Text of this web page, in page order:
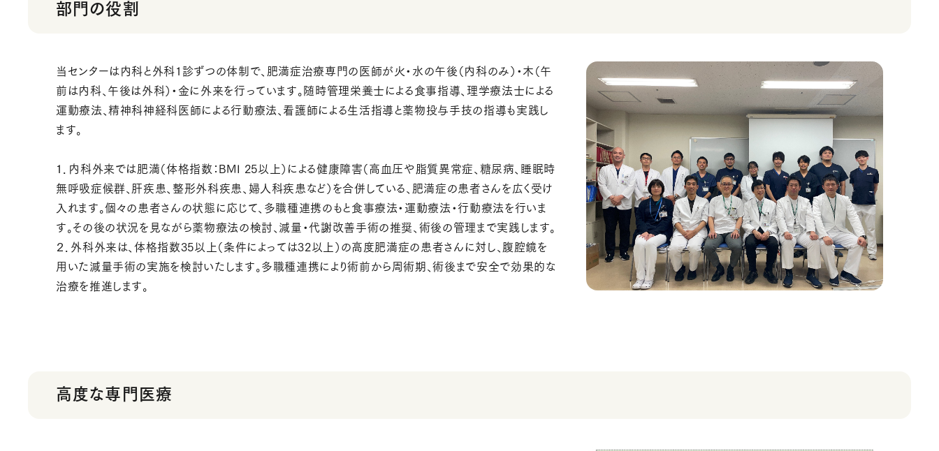
部門の役割
当センターは内科と外科1診ずつの体制で、肥満症治療専門の医師が火・水の午後（内科のみ）・木（午
前は内科、午後は外科）・金に外来を行っています。随時管理栄養士による食事指導、理学療法士による
運動療法、精神科神経科医師による行動療法、看護師による生活指導と薬物投与手技の指導も実践し
ます。
１．内科外来では肥満（体格指数：BMI 25以上）による健康障害（高血圧や脂質異常症、糖尿病、睡眠時
無呼吸症候群、肝疾患、整形外科疾患、婦人科疾患など）を合併している、肥満症の患者さんを広く受け
入れます。個々の患者さんの状態に応じて、多職種連携のもと食事療法・運動療法・行動療法を行いま
す。その後の状況を見ながら薬物療法の検討、減量・代謝改善手術の推奨、術後の管理まで実践します。
２．外科外来は、体格指数35以上（条件によっては32以上）の高度肥満症の患者さんに対し、腹腔鏡を
用いた減量手術の実施を検討いたします。多職種連携により術前から周術期、術後まで安全で効果的な
治療を推進します。
高度な専門医療